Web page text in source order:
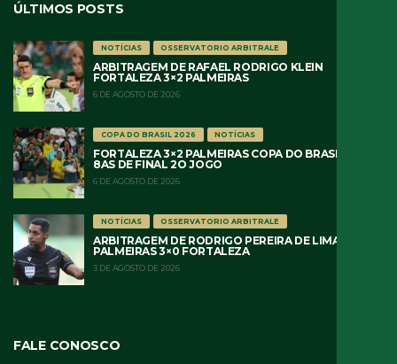
ÚLTIMOS POSTS
NOTÍCIAS OSSERVATORIO ARBITRALE
ARBITRAGEM DE RAFAEL RODRIGO KLEIN
FORTALEZA 3×2 PALMEIRAS
6 DE AGOSTO DE 2026
COPA DO BRASIL 2026 NOTÍCIAS
FORTALEZA 3×2 PALMEIRAS COPA DO BRASIL 2026
8AS DE FINAL 2O JOGO
6 DE AGOSTO DE 2026
NOTÍCIAS OSSERVATORIO ARBITRALE
ARBITRAGEM DE RODRIGO PEREIRA DE LIMA
PALMEIRAS 3×0 FORTALEZA
3 DE AGOSTO DE 2026
FALE CONOSCO